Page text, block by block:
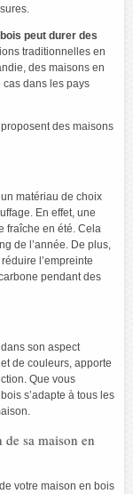
peut durer des
traditionnelles en
des maisons en
cas dans les pays
proposent des maisons
matériau de choix
En effet, une
fraîche en été. Cela
de l’année. De plus,
l’empreinte
pendant des
son aspect
de couleurs, apporte
Que vous
s’adapte à tous les
sa maison en
votre maison en bois